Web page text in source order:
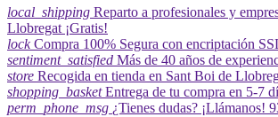
local_shipping Reparto a profesionales y
Llobregat ¡Gratis!
lock Compra 100% Segura con encriptación
sentiment_satisfied Más de 40 años de
store Recogida en tienda en Sant Boi de
shopping_basket Entrega de tu compra en 5-7
perm_phone_msg ¿Tienes dudas? ¡Llámanos!